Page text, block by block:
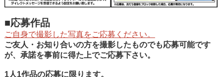
■応募作品
ご自身で撮影した写真をご応募ください。
ご友人・お知り合いの方を撮影したものでも応募可能です
が、承諾を事前に得た上でご応募下さい。
1人1作品の応募に限ります。